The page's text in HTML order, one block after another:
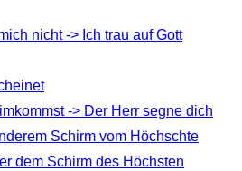
nicht -> Ich trau auf Gott
-> Der Herr segne dich
Schirm vom Höchschte
dem Schirm des Höchsten